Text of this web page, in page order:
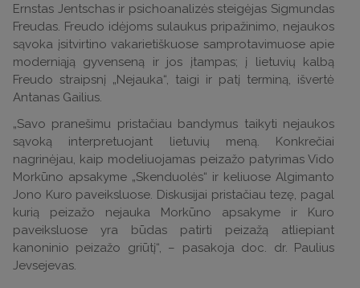
Ernstas Jentschas ir psichoanalizės steigėjas Sigmundas
Freudas. Freudo idėjoms sulaukus pripažinimo, nejaukos
sąvoka įsitvirtino vakarietiškuose samprotavimuose apie
moderniąją gyvenseną ir jos įtampas; į lietuvių kalbą
Freudo straipsnį „Nejauka“, taigi ir patį terminą, išvertė
Antanas Gailius.
„Savo pranešimu pristačiau bandymus taikyti nejaukos
sąvoką interpretuojant lietuvių meną. Konkrečiai
nagrinėjau, kaip modeliuojamas peizažo patyrimas Vido
Morkūno apsakyme „Skenduolės“ ir keliuose Algimanto
Jono Kuro paveiksluose. Diskusijai pristačiau tezę, pagal
kurią peizažo nejauka Morkūno apsakyme ir Kuro
paveiksluose yra būdas patirti peizažą atliepiant
kanoninio peizažo griūtį“, – pasakoja doc. dr. Paulius
Jevsejevas.